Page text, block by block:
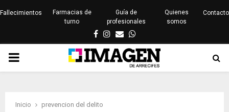
Fallecimientos
Farmacias de
turno
Guía de
profesionales
Quienes
somos
Contacto
Facebook
Instagram
EmailWhatsapp
PRIMARY
Inicio prevencion del delito